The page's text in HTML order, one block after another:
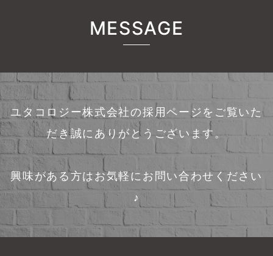
MESSAGE
ユタコロジー株式会社の採用ページをご覧いた
だき誠にありがとうございます。
興味がある方はお気軽にお問い合わせください
♪